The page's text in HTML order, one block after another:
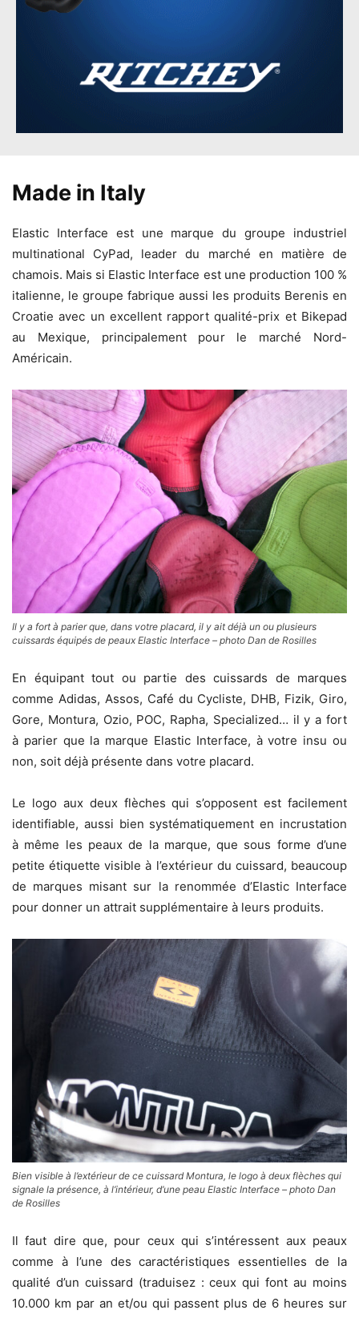
Made in Italy
Elastic Interface est une marque du groupe industriel
multinational CyPad, leader du marché en matière de
chamois. Mais si Elastic Interface est une production 100 %
italienne, le groupe fabrique aussi les produits Berenis en
Croatie avec un excellent rapport qualité-prix et Bikepad
au Mexique, principalement pour le marché Nord-
Américain.
Il y a fort à parier que, dans votre placard, il y ait déjà un ou plusieurs
cuissards équipés de peaux Elastic Interface – photo Dan de Rosilles
En équipant tout ou partie des cuissards de marques
comme Adidas, Assos, Café du Cycliste, DHB, Fizik, Giro,
Gore, Montura, Ozio, POC, Rapha, Specialized… il y a fort
à parier que la marque Elastic Interface, à votre insu ou
non, soit déjà présente dans votre placard.
Le logo aux deux flèches qui s’opposent est facilement
identifiable, aussi bien systématiquement en incrustation
à même les peaux de la marque, que sous forme d’une
petite étiquette visible à l’extérieur du cuissard, beaucoup
de marques misant sur la renommée d’Elastic Interface
pour donner un attrait supplémentaire à leurs produits.
Bien visible à l’extérieur de ce cuissard Montura, le logo à deux flèches qui
signale la présence, à l’intérieur, d’une peau Elastic Interface – photo Dan
de Rosilles
Il faut dire que, pour ceux qui s’intéressent aux peaux
comme à l’une des caractéristiques essentielles de la
qualité d’un cuissard (traduisez : ceux qui font au moins
10.000 km par an et/ou qui passent plus de 6 heures sur